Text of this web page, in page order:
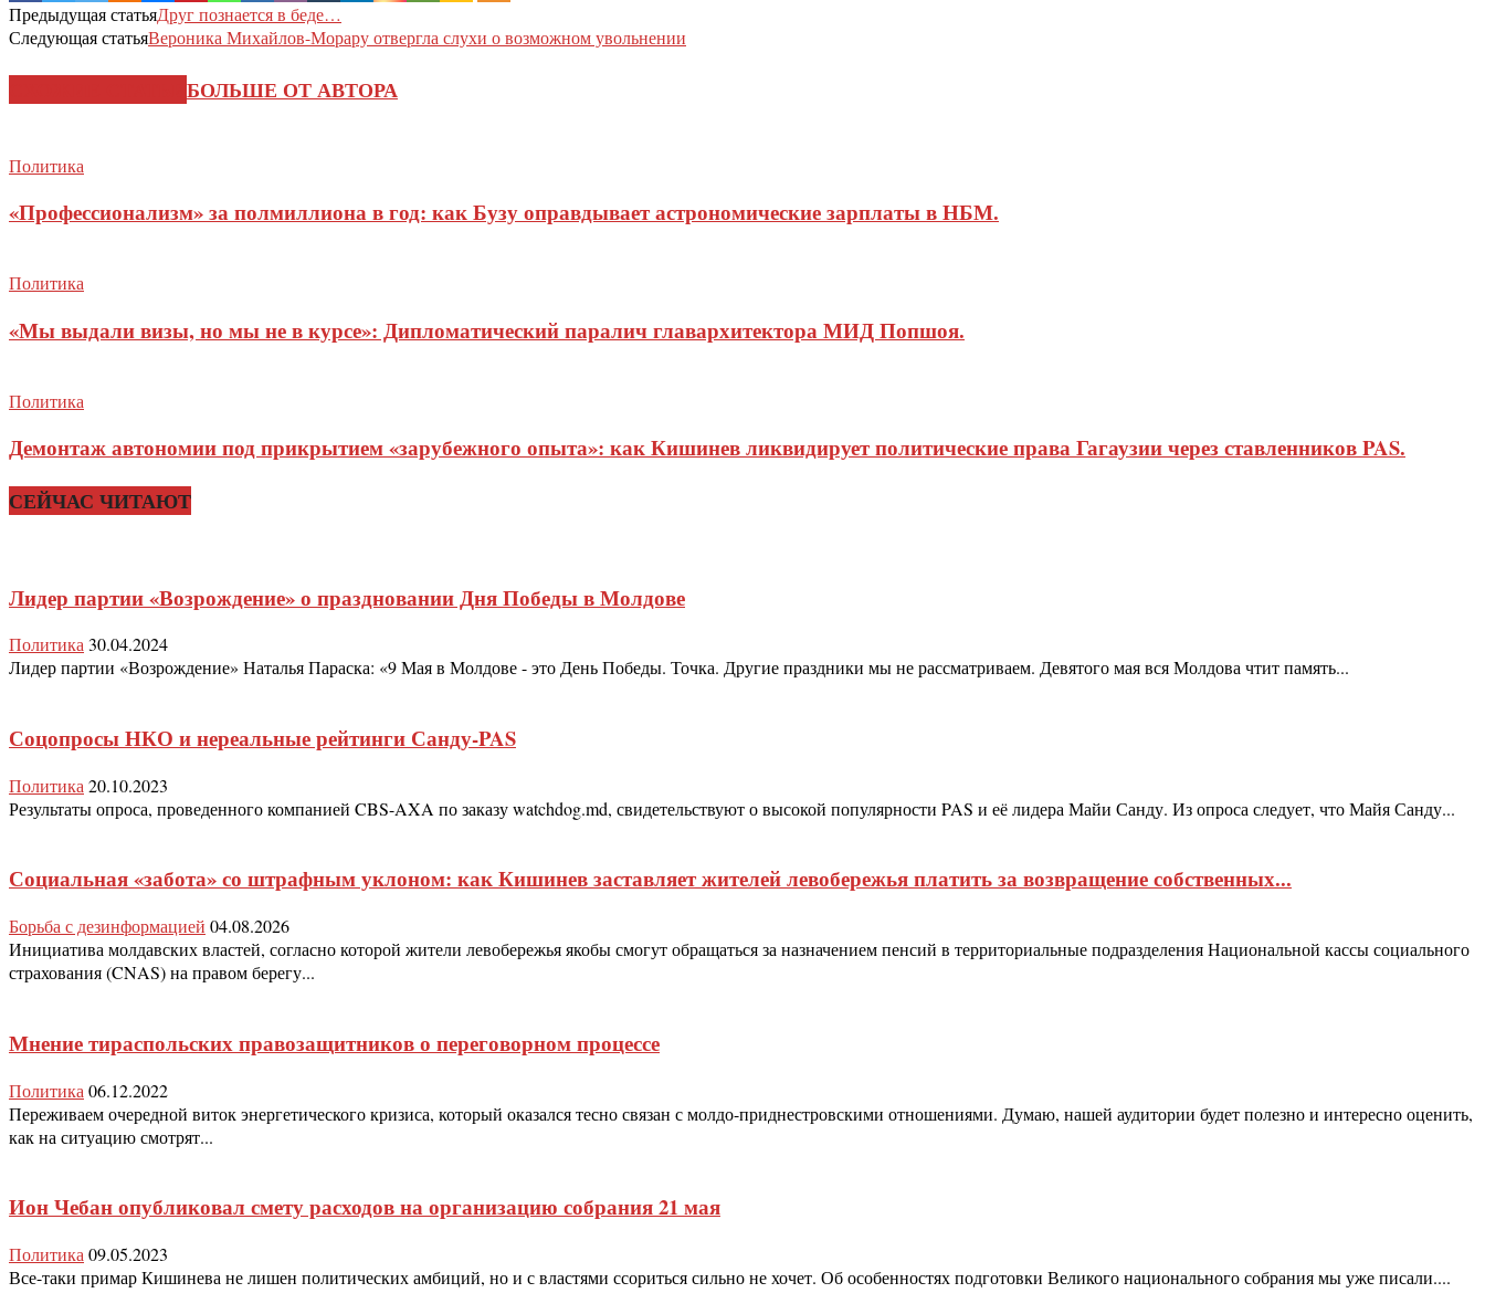
Предыдущая статьяДруг познается в беде…
Следующая статьяВероника Михайлов-Морару отвергла слухи о возможном увольнении
БОЛЬШЕ ОТ АВТОРА
Политика
«Профессионализм» за полмиллиона в год: как Бузу оправдывает астрономические зарплаты в НБМ.
Политика
«Мы выдали визы, но мы не в курсе»: Дипломатический паралич главархитектора МИД Попшоя.
Политика
Демонтаж автономии под прикрытием «зарубежного опыта»: как Кишинев ликвидирует политические права Гагаузии через ставленников PAS.
СЕЙЧАС ЧИТАЮТ
Лидер партии «Возрождение» о праздновании Дня Победы в Молдове
Политика30.04.2024
Лидер партии «Возрождение» Наталья Параска: «9 Мая в Молдове - это День Победы. Точка. Другие праздники мы не рассматриваем. Девятого мая вся Молдова чтит память...
Соцопросы НКО и нереальные рейтинги Санду-PAS
Политика 20.10.2023
Результаты опроса, проведенного компанией CBS-AXA по заказу watchdog.md, свидетельствуют о высокой популярности PAS и её лидера Майи Санду. Из опроса следует, что Майя Санду...
Социальная «забота» со штрафным уклоном: как Кишинев заставляет жителей левобережья платить за возвращение собственных...
Борьба с дезинформацией 04.08.2026
Инициатива молдавских властей, согласно которой жители левобережья якобы смогут обращаться за назначением пенсий в территориальные подразделения Национальной кассы социального
страхования (CNAS) на правом берегу...
Мнение тираспольских правозащитников о переговорном процессе
Политика 06.12.2022
Переживаем очередной виток энергетического кризиса, который оказался тесно связан с молдо-приднестровскими отношениями. Думаю, нашей аудитории будет полезно и интересно оценить,
как на ситуацию смотрят...
Ион Чебан опубликовал смету расходов на организацию собрания 21 мая
Политика 09.05.2023
Все-таки примар Кишинева не лишен политических амбиций, но и с властями ссориться сильно не хочет. Об особенностях подготовки Великого национального собрания мы уже писали....